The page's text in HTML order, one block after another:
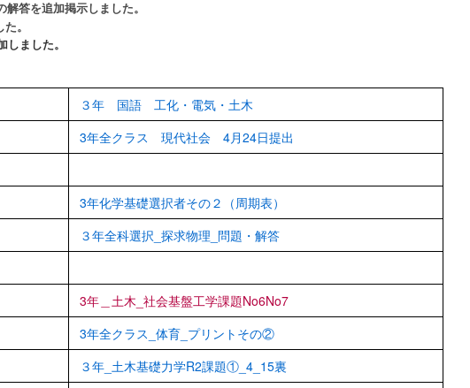
答を追加掲示しました。
。
ました。
３年 国語 工化・電気・土木
3年全クラス 現代社会 4月24日提出
3年化学基礎選択者その２（周期表）
３年全科選択_探求物理_問題・解答
3年＿土木_社会基盤工学課題No6No7
3年全クラス_体育_プリントその②
３年_土木基礎力学R2課題①_4_15裏